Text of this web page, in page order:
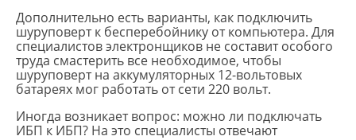
Дополнительно есть варианты, как подключить
шуруповерт к бесперебойнику от компьютера. Для
специалистов электронщиков не составит особого
труда смастерить все необходимое, чтобы
шуруповерт на аккумуляторных 12-вольтовых
батареях мог работать от сети 220 вольт.
Иногда возникает вопрос: можно ли подключать
ИБП к ИБП? На это специалисты отвечают